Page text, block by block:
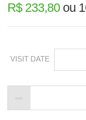
R$ 233,80 ou
VISIT DATE